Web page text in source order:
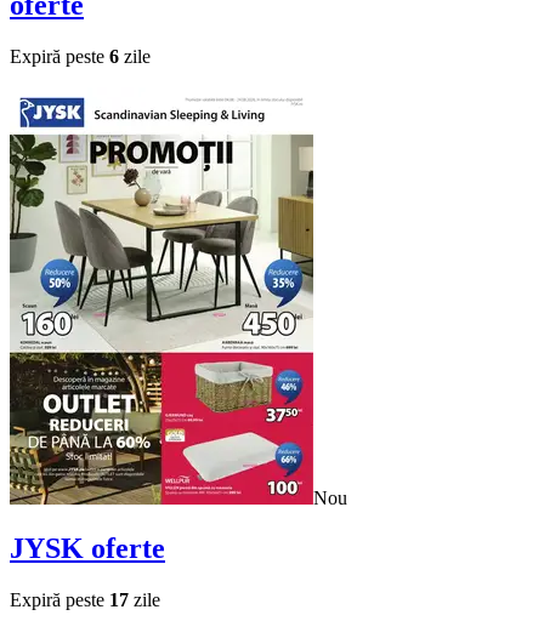
Expiră peste 6 zile
Nou
JYSK oferte
Expiră peste 17 zile